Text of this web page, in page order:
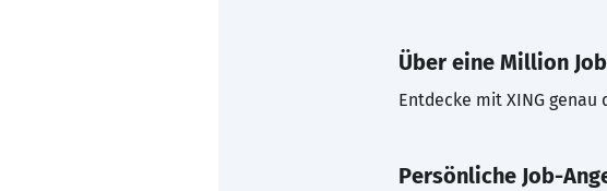
Über eine Million
Entdecke mit XING genau
Persönliche Job-